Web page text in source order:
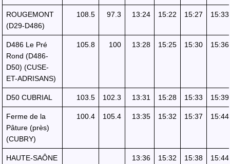
ROUGEMONT
(D29-D486)
108.5 97.3 13:24 15:22 15:27 15:33
D486 Le Pré
Rond (D486-
D50) (CUSE-
ET-ADRISANS)
105.8 100 13:28 15:25 15:30 15:36
D50 CUBRIAL 103.5 102.3 13:31 15:28 15:33 15:39
Ferme de la
Pâture (près)
(CUBRY)
100.4 105.4 13:35 15:32 15:37 15:44
HAUTE-SAÔNE
13:36 15:32 15:38 15:44